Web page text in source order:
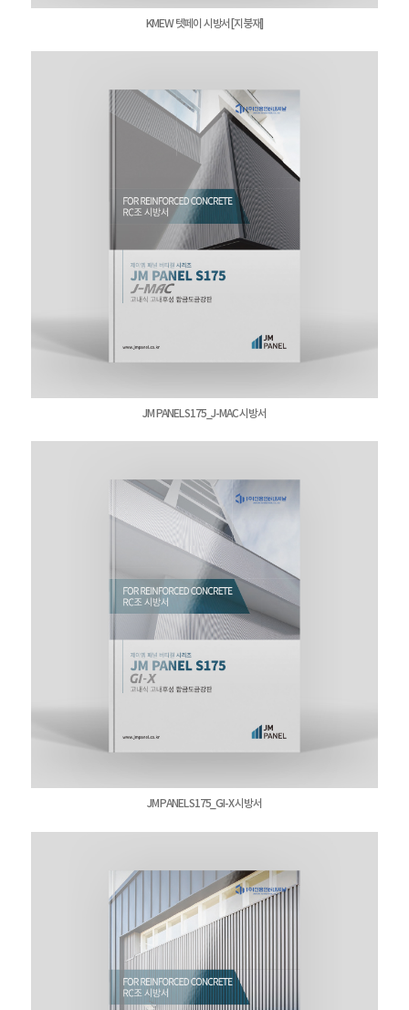
KMEW 텟페이 시방서[지붕재]
JM PANEL S175_J-MAC 시방서
JM PANEL S175_GI-X 시방서